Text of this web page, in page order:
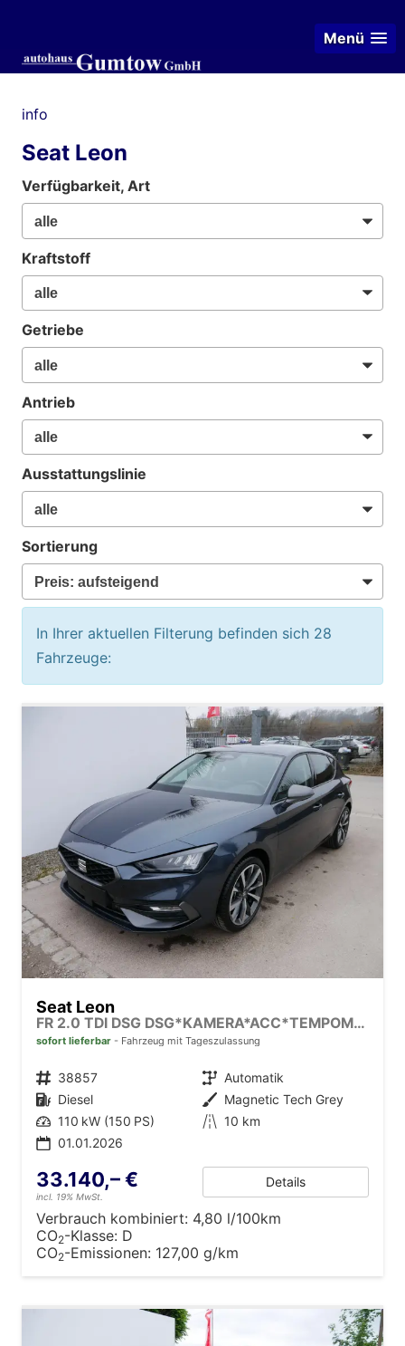
Menü
info
Seat Leon
Verfügbarkeit, Art
Kraftstoff
Getriebe
Antrieb
Ausstattungslinie
Sortierung
In Ihrer aktuellen Filterung befinden sich 28
Fahrzeuge:
Seat Leon
FR 2.0 TDI DSG DSG*KAMERA*ACC*TEMPOMAT*NAVI*3-ZONE KLIMAAUTOMATIK*VIRTUAL COCKPIT*
sofort lieferbar Fahrzeug mit Tageszulassung
Fahrzeugnr. 38857 Getriebe Automatik
Kraftstoff Diesel Außenfarbe Magnetic Tech Grey
Leistung 110 kW (150 PS) Kilometerstand 10 km
01.01.2026
33.140,– €
incl. 19% MwSt.
Details
Verbrauch kombiniert: 4,80 l/100km
CO2-Klasse: D
CO2-Emissionen: 127,00 g/km